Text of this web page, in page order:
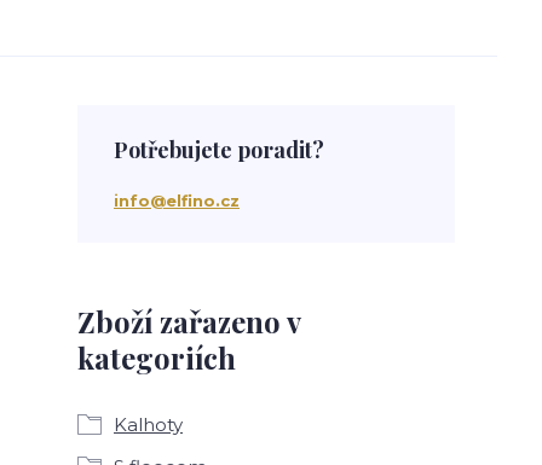
Zboží zařazeno v
kategoriích
Kalhoty
Potřebujete poradit?
info@elfino.cz